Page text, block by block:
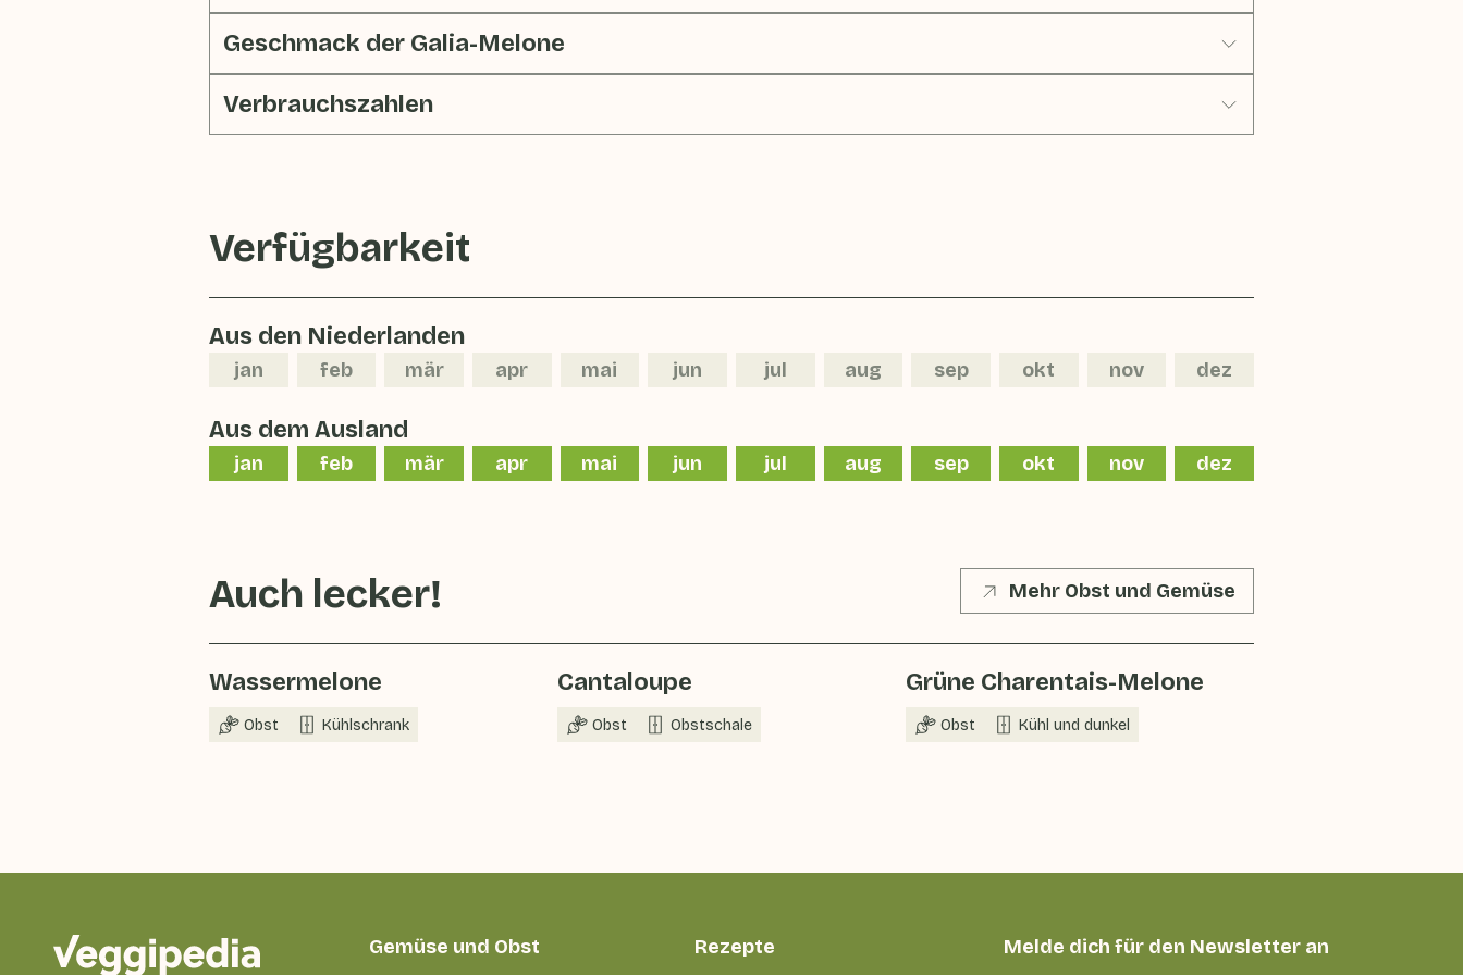
Geschmack der Galia-Melone
Verbrauchszahlen
Verfügbarkeit
Aus den Niederlanden
jan feb mär apr mai jun jul aug sep okt nov dez
Aus dem Ausland
jan feb mär apr mai jun jul aug sep okt nov dez
Auch lecker! Mehr Obst und Gemüse
Wassermelone
Obst Kühlschrank
Cantaloupe
Obst Obstschale
Grüne Charentais-Melone
Obst Kühl und dunkel
Gemüse und Obst Rezepte Melde dich für den Newsletter an